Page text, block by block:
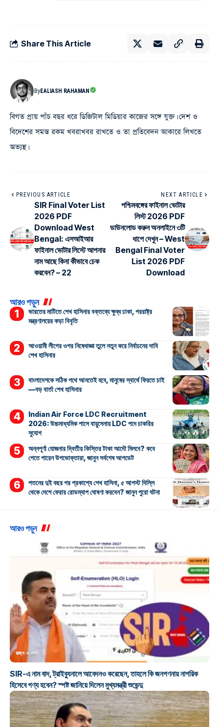
Share This Article
ByEALIASH RAHAMAN
বিগত প্রায় পাঁচ বছর ধরে ডিজিটাল মিডিয়ার কাজের সঙ্গে যুক্ত। দেশ ও
বিদেশের সমস্ত রকম খবরাখবর রাখতে ও তা প্রতিবেদন আকারে লিখতে
অভ্যস্থ।
PREVIOUS ARTICLE
SIR Final Voter List
2026 PDF
Download West
Bengal: এসআইআর
ফাইনাল ভোটার লিস্টে আপনার
নাম আছে কিনা কীভাবে চেক
করবেন? – 22
NEXT ARTICLE
পশ্চিমবঙ্গের ফাইনাল ভোটার
লিস্ট 2026 PDF
ডাউনলোড করুন অনলাইনে ৩টি
ধাপে দেখুন – West
Bengal Final Voter
List 2026 PDF
Download
আরও পড়ুন
ভারতের মাটিতে শেখ হাসিনার বক্তব্যে ক্ষুব্ধ ঢাকা, পররাষ্ট্র
মন্ত্রণালয়ের কড়া বিবৃতি
আওয়ামী লীগের ওপর নিষেধাজ্ঞা তুলে নতুন করে নির্বাচনের দাবি
শেখ হাসিনার
বাংলাদেশকে সঠিক পথে আনতেই হবে, মানুষের স্বার্থে ফিরতে চাই
—বড় বার্তা শেখ হাসিনার
Indian Air Force LDC Recruitment
2026: উচ্চমাধ্যমিক পাসে বায়ুসেনায় LDC পদে চাকরির
সুযোগ
অন্নপূর্ণা যোজনার দ্বিতীয় কিস্তির টাকা আদৌ মিলবে? কবে
পেতে পারেন উপভোক্তারা, জানুন সর্বশেষ আপডেট
পতনের দুই বছর পর প্রকাশ্যে শেখ হাসিনা, ৫ আগস্ট দিল্লি
থেকে দেশে ফেরার রোডম্যাপ ঘোষণা করবেন? জানুন পুরো ঘটনা
আরও পড়ুন
রাজ্য ও দেশ
SIR-এ নাম বাদ, ট্রাইব্যুনালে আবেদনও করেছেন, তাহলে কি জনগণনায় নাগরিক
হিসেবে গণ্য হবেন? স্পষ্ট জানিয়ে দিলেন মুখ্যমন্ত্রী শুভেন্দু